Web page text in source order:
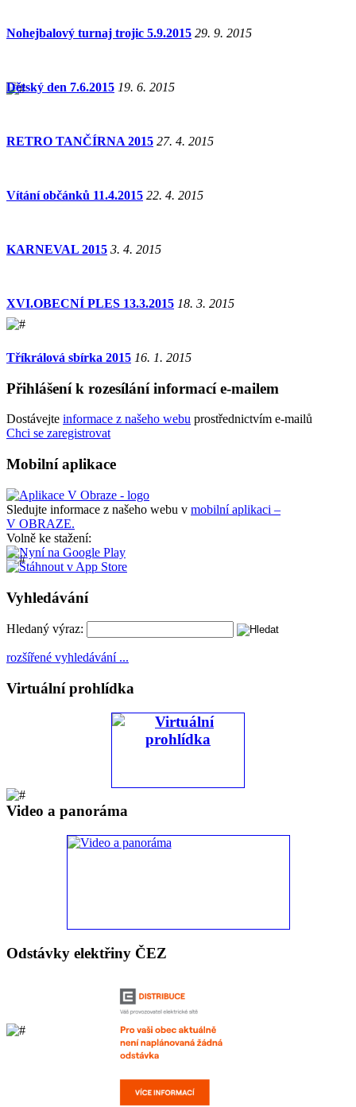
Nohejbalový turnaj trojic 5.9.2015 29. 9. 2015
Dětský den 7.6.2015 19. 6. 2015
RETRO TANČÍRNA 2015 27. 4. 2015
Vítání občánků 11.4.2015 22. 4. 2015
KARNEVAL 2015 3. 4. 2015
XVI.OBECNÍ PLES 13.3.2015 18. 3. 2015
Tříkrálová sbírka 2015 16. 1. 2015
Přihlášení k rozesílání informací e-mailem
Dostávejte informace z našeho webu prostřednictvím e-mailů
Chci se zaregistrovat
Mobilní aplikace
Sledujte informace z našeho webu v mobilní aplikaci –
V OBRAZE.
Volně ke stažení:
Vyhledávání
Hledaný výraz:
rozšířené vyhledávání ...
Virtuální prohlídka
Video a panoráma
Odstávky elektřiny ČEZ